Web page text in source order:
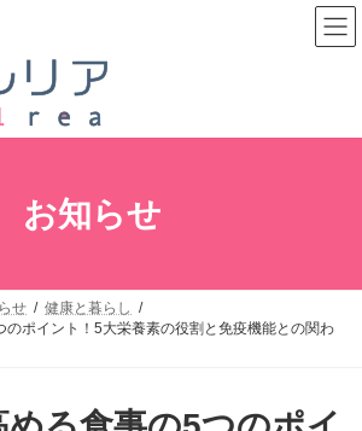
お知らせ
せ
健康と暮らし
のポイント！5大栄養素の役割と免疫機能との関わ